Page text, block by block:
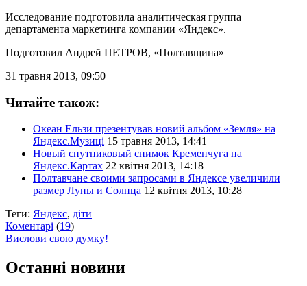
Исследование подготовила аналитическая группа
департамента маркетинга компании «Яндекс».
Подготовил Андрей ПЕТРОВ, «Полтавщина»
31 травня 2013, 09:50
Читайте також:
Океан Ельзи презентував новий альбом «Земля» на
Яндекс.Музиці 15 травня 2013, 14:41
Новый спутниковый снимок Кременчуга на
Яндекс.Картах 22 квітня 2013, 14:18
Полтавчане своими запросами в Яндексе увеличили
размер Луны и Солнца 12 квітня 2013, 10:28
Теги: Яндекс, діти
Коментарі (19)
Вислови свою думку!
Останні новини